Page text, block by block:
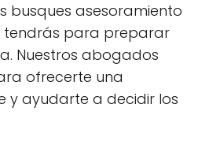
busques asesoramiento
tendrás para preparar
Nuestros abogados
ofrecerte una
y ayudarte a decidir los